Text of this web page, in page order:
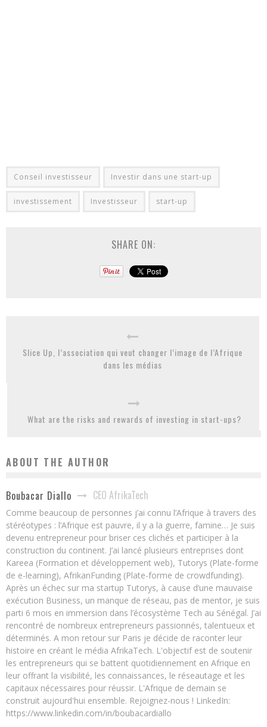
Conseil investisseur Investir dans une start-up
investissement Investisseur start-up
SHARE ON:
Slice Up, l’association qui veut changer l’image de l’Afrique
dans les médias
What are the risks and rewards of investing in start-ups?
ABOUT THE AUTHOR
Boubacar Diallo CEO AfrikaTech
Comme beaucoup de personnes j’ai connu l’Afrique à travers des
stéréotypes : l’Afrique est pauvre, il y a la guerre, famine… Je suis
devenu entrepreneur pour briser ces clichés et participer à la
construction du continent. J’ai lancé plusieurs entreprises dont
Kareea (Formation et développement web), Tutorys (Plate-forme
de e-learning), AfrikanFunding (Plate-forme de crowdfunding).
Après un échec sur ma startup Tutorys, à cause d’une mauvaise
exécution Business, un manque de réseau, pas de mentor, je suis
parti 6 mois en immersion dans l’écosystème Tech au Sénégal. J’ai
rencontré de nombreux entrepreneurs passionnés, talentueux et
déterminés. A mon retour sur Paris je décide de raconter leur
histoire en créant le média AfrikaTech. L'objectif est de soutenir
les entrepreneurs qui se battent quotidiennement en Afrique en
leur offrant la visibilité, les connaissances, le réseautage et les
capitaux nécessaires pour réussir. L'Afrique de demain se
construit aujourd'hui ensemble. Rejoignez-nous ! LinkedIn:
https://www.linkedin.com/in/boubacardiallo